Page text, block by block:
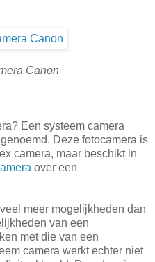
Canon
Een systeem camera
Deze fotocamera is
camera, maar beschikt in
over een
meer mogelijkheden dan
van een
met die van een
camera werkt echter niet